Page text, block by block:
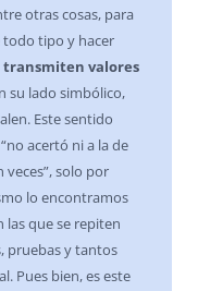
otras cosas, para
todo tipo y hacer
valores
su lado simbólico,
Este sentido
acertó ni a la de
veces”, solo por
lo encontramos
las que se repiten
pruebas y tantos
Pues bien, es este